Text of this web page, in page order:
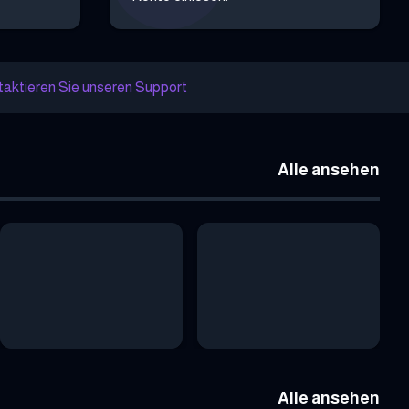
Sie unseren Support
Alle ansehen
Alle ansehen